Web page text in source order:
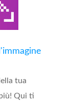
tua
Qui ti